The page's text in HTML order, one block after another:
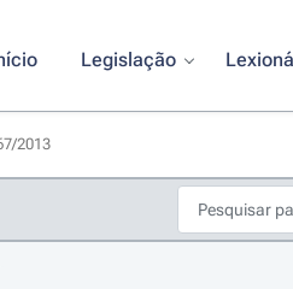
Legislação
2013